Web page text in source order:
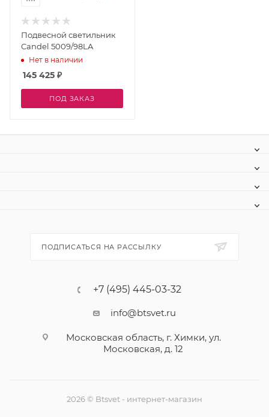
Подвесной светильник
Candel 5009/98LA
Нет в наличии
145 425 ₽
ПОД ЗАКАЗ
ПОДПИСАТЬСЯ НА РАССЫЛКУ
+7 (495) 445-03-32
info@btsvet.ru
Московская область, г. Химки, ул.
Московская, д. 12
2026 © Btsvet - интернет-магазин